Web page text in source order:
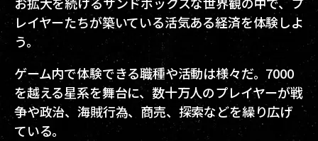
レイヤーたちが築いている活気ある経済を体験しよ
う。
ゲーム内で体験できる職種や活動は様々だ。7000
を越える星系を舞台に、数十万人のプレイヤーが戦
争や政治、海賊行為、商売、探索などを繰り広げ
ている。